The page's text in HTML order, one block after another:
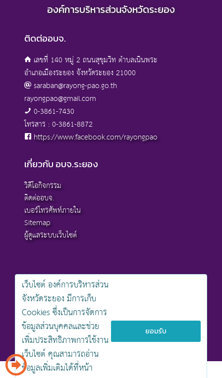
องค์การบริหารส่วนจังหวัดระยอง
ติดต่ออบจ.
เลขที่ 140 หมู่ 2 ถนนสุขุมวิท ตำบลเนินพระ
อำเภอเมืองระยอง จังหวัดระยอง 21000
saraban@rayong-pao.go.th
rayongpao@gmail.com
0-3861-7430
โทรสาร : 0-3861-8872
https://www.facebook.com/rayongpao
เกี่ยวกับ อบจ.ระยอง
วิดีโอกิจกรรม
ติดต่ออบจ.
เบอร์โทรศัพท์ภายใน
Sitemap
ผู้ดูแลระบบเว็บไซต์
สงวนลิขสิทธิ์ © 2568 , องค์การบริหารส่วนจังหวัดระยอง
นโยบายการคุ้มครองข้อมูลส่วนบุคคล
นโยบายการรักษาความมั่นคงปลอดภัยเว็บไซต์
นโยบายเว็บไซต์ขององค์การบริหารส่วนจังหวัดระยอง
ออกแบบเว็บไซต์โดย khontamweb
เว็บไซต์ องค์การบริหารส่วน
จังหวัดระยอง มีการเก็บ
Cookies ซึ่งเป็นการจัดการ
ข้อมูลส่วนบุคคลและช่วย
เพิ่มประสิทธิภาพการใช้งาน
เว็บไซต์ คุณสามารถอ่าน
ข้อมูลเพิ่มเติมได้ที่หน้า
ยอมรับ